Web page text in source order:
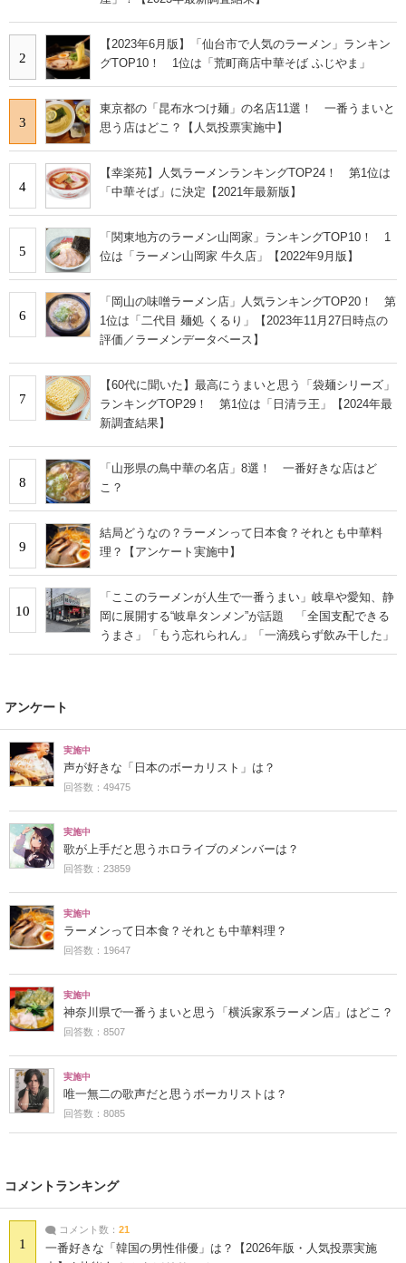
2
【2023年6月版】「仙台市で人気のラーメン」ランキン
グTOP10！ 1位は「荒町商店中華そば ふじやま」
3
東京都の「昆布水つけ麺」の名店11選！ 一番うまいと
思う店はどこ？【人気投票実施中】
4
【幸楽苑】人気ラーメンランキングTOP24！ 第1位は
「中華そば」に決定【2021年最新版】
5
「関東地方のラーメン山岡家」ランキングTOP10！ 1
位は「ラーメン山岡家 牛久店」【2022年9月版】
6
「岡山の味噌ラーメン店」人気ランキングTOP20！ 第
1位は「二代目 麺処 くるり」【2023年11月27日時点の
評価／ラーメンデータベース】
7
【60代に聞いた】最高にうまいと思う「袋麺シリーズ」
ランキングTOP29！ 第1位は「日清ラ王」【2024年最
新調査結果】
8
「山形県の鳥中華の名店」8選！ 一番好きな店はど
こ？
9
結局どうなの？ラーメンって日本食？それとも中華料
理？【アンケート実施中】
10
「ここのラーメンが人生で一番うまい」岐阜や愛知、静
岡に展開する“岐阜タンメン”が話題 「全国支配できる
うまさ」「もう忘れられん」「一滴残らず飲み干した」
アンケート
実施中
声が好きな「日本のボーカリスト」は？
回答数：49475
実施中
歌が上手だと思うホロライブのメンバーは？
回答数：23859
実施中
ラーメンって日本食？それとも中華料理？
回答数：19647
実施中
神奈川県で一番うまいと思う「横浜家系ラーメン店」はどこ？
回答数：8507
実施中
唯一無二の歌声だと思うボーカリストは？
回答数：8085
コメントランキング
1
コメント数： 21
一番好きな「韓国の男性俳優」は？【2026年版・人気投票実施